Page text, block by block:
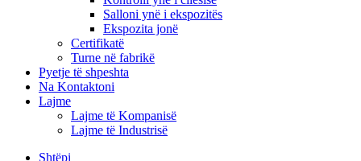
Salloni ynë i ekspozitës
Ekspozita jonë
Certifikatë
Turne në fabrikë
Pyetje të shpeshta
Na Kontaktoni
Lajme
Lajme të Kompanisë
Lajme të Industrisë
Shtëpi